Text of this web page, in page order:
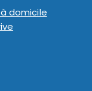
domicile